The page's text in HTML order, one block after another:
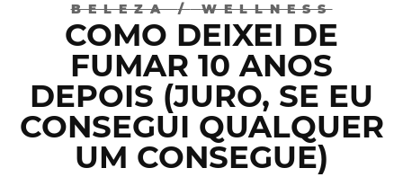
BELEZA/ WELLNESS
COMO DEIXEI DE
FUMAR 10 ANOS
DEPOIS (JURO, SE EU
CONSEGUI QUALQUER
UM CONSEGUE)